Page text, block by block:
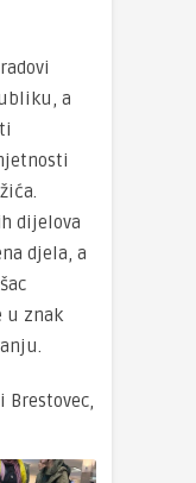
a
dijelova
djela, a
u znak
Brestovec,